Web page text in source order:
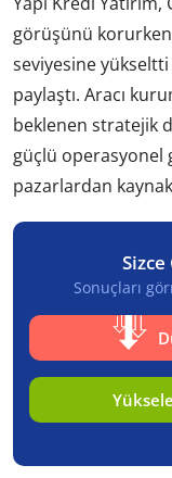
görüşünü korurken
seviyesine yükseltti
paylaştı. Aracı
beklenen stratejik
güçlü operasyonel
pazarlardan
Sizce
Sonuçları